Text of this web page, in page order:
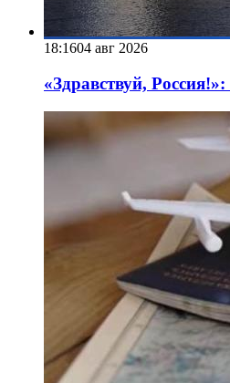
18:1604 авг 2026
«Здравствуй,